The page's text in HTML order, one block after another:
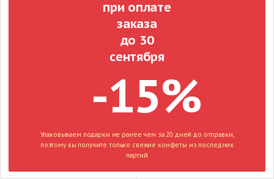
-15%
при оплате
заказа
до 30
сентября
Упаковываем подарки не ранее чем за 20 дней до отправки,
поэтому вы получите только свежие конфеты из последних
партий